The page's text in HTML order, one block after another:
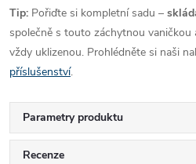
Tip: Pořiďte si kompletní sadu –
společně s touto záchytnou vaničkou
vždy uklizenou. Prohlédněte si naši
příslušenství.
Parametry produktu
Recenze